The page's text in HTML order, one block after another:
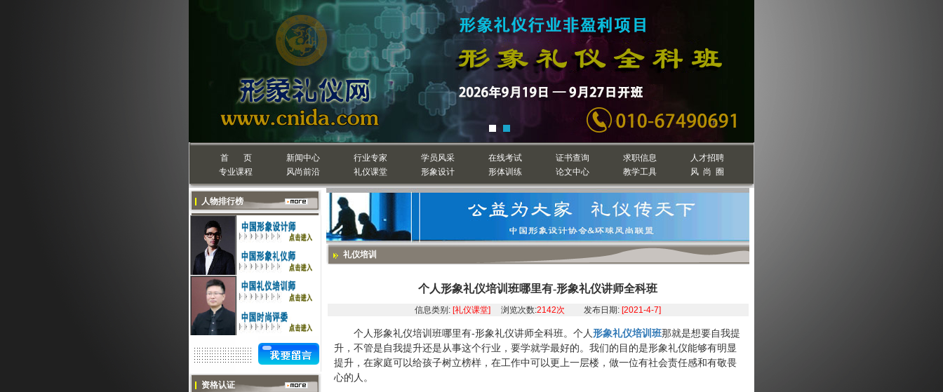
首 页 新闻中心 行业专家 学员风采 在线考试 证书查询 求职信息
人才招聘
专业课程
风尚前沿 礼仪课堂 形象设计 形体训练 论文中心 教学工具 风 尚 圈
人物排行榜
资格认证
礼仪培训
个人形象礼仪培训班哪里有-形象礼仪讲师全科班
信息类别: [礼仪课堂] 浏览次数:2142次 发布日期: [2021-4-7]
个人形象礼仪培训班哪里有-形象礼仪讲师全科班。个人形象礼仪培训班那就是想要自我提
升，不管是自我提升还是从事这个行业，要学就学最好的。我们的目的是形象礼仪能够有明显
提升，在家庭可以给孩子树立榜样，在工作中可以更上一层楼，做一位有社会责任感和有敬畏
心的人。